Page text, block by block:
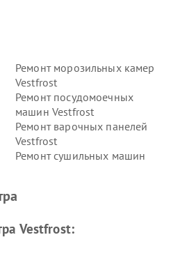
Ремонт морозильных камер
Vestfrost
Ремонт посудомоечных
машин Vestfrost
Ремонт варочных панелей
Vestfrost
Ремонт сушильных машин
Vestfrost: